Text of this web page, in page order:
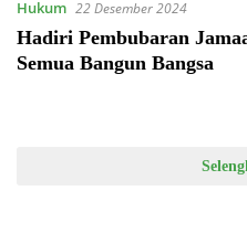
Hukum 22 Desember 2024
Hadiri Pembubaran
Semua Bangun Bangsa